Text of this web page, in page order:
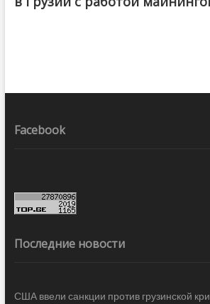
Facebook
Последние новости
США ввели санкции против грузинской